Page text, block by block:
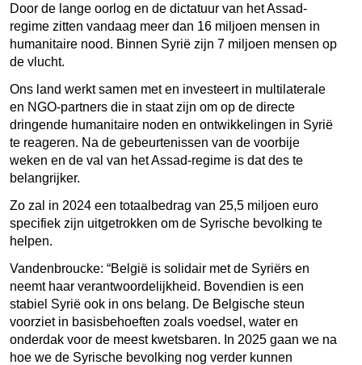
Door de lange oorlog en de dictatuur van het Assad-
regime zitten vandaag meer dan 16 miljoen mensen in
humanitaire nood. Binnen Syrië zijn 7 miljoen mensen op
de vlucht.
Ons land werkt samen met en investeert in multilaterale
en NGO-partners die in staat zijn om op de directe
dringende humanitaire noden en ontwikkelingen in Syrië
te reageren. Na de gebeurtenissen van de voorbije
weken en de val van het Assad-regime is dat des te
belangrijker.
Zo zal in 2024 een totaalbedrag van 25,5 miljoen euro
specifiek zijn uitgetrokken om de Syrische bevolking te
helpen.
Vandenbroucke: “België is solidair met de Syriërs en
neemt haar verantwoordelijkheid. Bovendien is een
stabiel Syrië ook in ons belang. De Belgische steun
voorziet in basisbehoeften zoals voedsel, water en
onderdak voor de meest kwetsbaren. In 2025 gaan we na
hoe we de Syrische bevolking nog verder kunnen